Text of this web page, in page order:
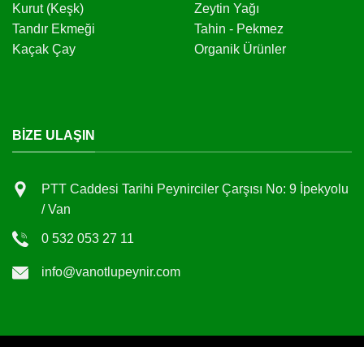
Kurut (Keşk)
Tandır Ekmeği
Kaçak Çay
Zeytin Yağı
Tahin - Pekmez
Organik Ürünler
BIZE ULAŞIN
PTT Caddesi Tarihi Peynirciler Çarşısı No: 9 İpekyolu
/ Van
0 532 053 27 11
info@vanotlupeynir.com